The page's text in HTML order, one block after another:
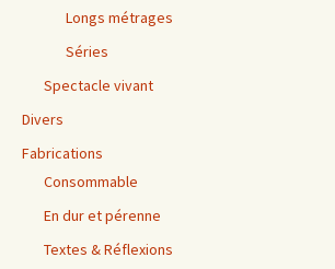
Longs métrages
Séries
Spectacle vivant
Divers
Fabrications
Consommable
En dur et pérenne
Textes & Réflexions